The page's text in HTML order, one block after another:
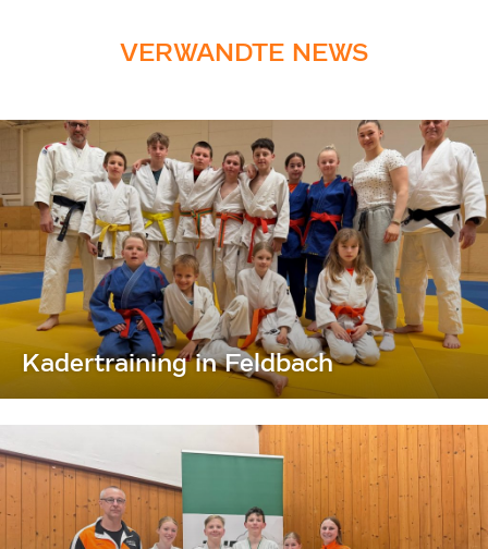
VERWANDTE NEWS
Kadertraining in Feldbach